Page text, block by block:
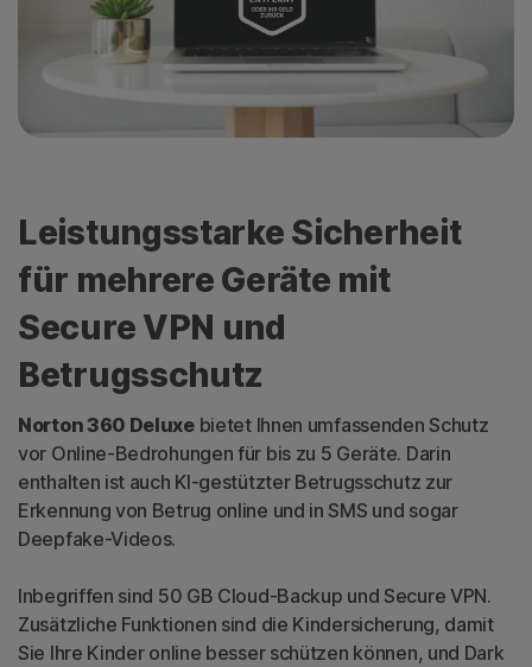
Leistungsstarke Sicherheit
für mehrere Geräte mit
Secure VPN und
Betrugsschutz
Norton 360 Deluxebietet Ihnen umfassenden Schutz
vor Online-Bedrohungen für bis zu 5 Geräte. Darin
enthalten ist auch KI-gestützter Betrugsschutz zur
Erkennung von Betrug online und in SMS und sogar
Deepfake-Videos.
Inbegriffen sind 50 GB Cloud-Backup und Secure VPN.
Zusätzliche Funktionen sind die Kindersicherung, damit
Sie Ihre Kinder online besser schützen können, und Dark